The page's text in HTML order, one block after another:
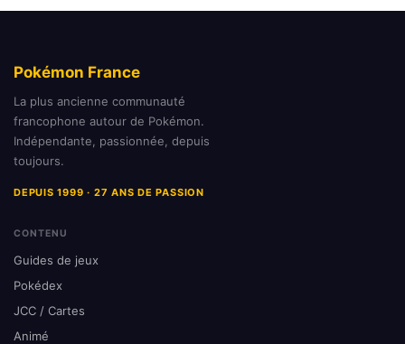
Pokémon France
La plus ancienne communauté
francophone autour de Pokémon.
Indépendante, passionnée, depuis
toujours.
DEPUIS 1999 · 27 ANS DE PASSION
CONTENU
Guides de jeux
Pokédex
JCC / Cartes
Animé